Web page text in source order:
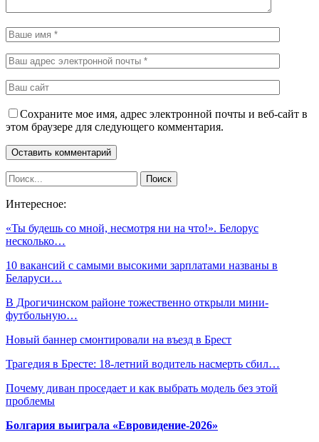
Сохраните мое имя, адрес электронной почты и веб-сайт в
этом браузере для следующего комментария.
Интересное:
«Ты будешь со мной, несмотря ни на что!». Белорус
несколько…
10 вакансий с самыми высокими зарплатами названы в
Беларуси…
В Дрогичинском районе тожественно открыли мини-
футбольную…
Новый баннер смонтировали на въезд в Брест
Трагедия в Бресте: 18-летний водитель насмерть сбил…
Почему диван проседает и как выбрать модель без этой
проблемы
Болгария выиграла «Евровидение-2026»